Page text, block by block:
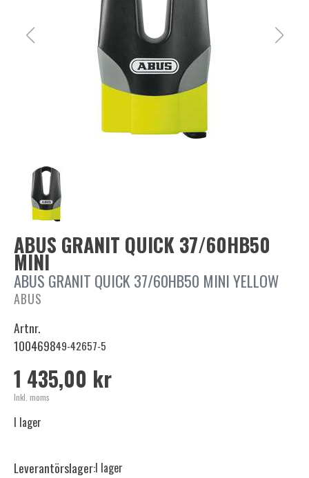
ABUS GRANIT QUICK 37/60HB50
MINI
ABUS GRANIT QUICK 37/60HB50 MINI YELLOW
ABUS
Artnr.
100469849-42657-5
1 435,00 kr
Inkl. moms
I lager
Leverantörslager:I lager